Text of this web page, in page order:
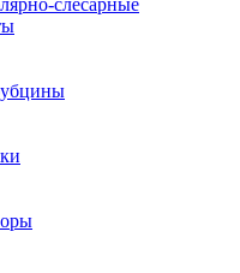
слесарные